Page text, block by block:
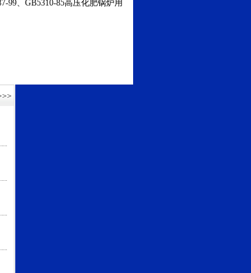
99、GB5310-85高压化肥锅炉用